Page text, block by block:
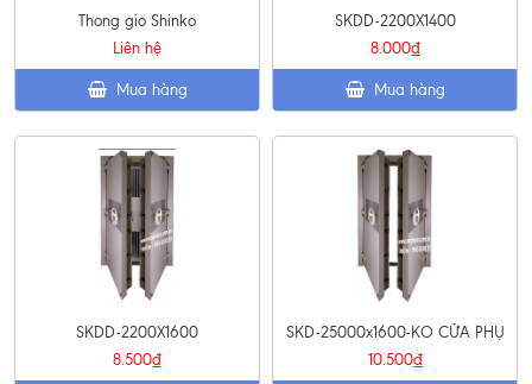
Thong gio Shinko
Liên hệ
Mua hàng
SKDD-2200X1400
8.000₫
Mua hàng
SKDD-2200X1600
8.500₫
SKD-25000x1600-KO CỬA PHỤ
10.500₫